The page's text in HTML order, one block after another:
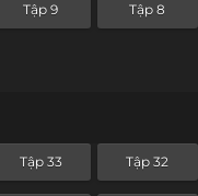
Tập 9 Tập 8
Tập 33 Tập 32